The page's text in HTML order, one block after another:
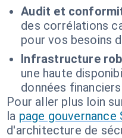
Audit et
des corrélations
pour vos besoins
Infrastructure
une haute
données
Pour aller plus loin
la page gouvernance
d'architecture de